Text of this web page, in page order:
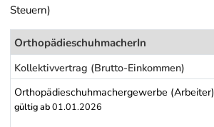
Steuern)
OrthopädieschuhmacherIn
Kollektivvertrag (Brutto-Einkommen)
Orthopädieschuhmachergewerbe (Arbeiter)
gültig ab01.01.2026